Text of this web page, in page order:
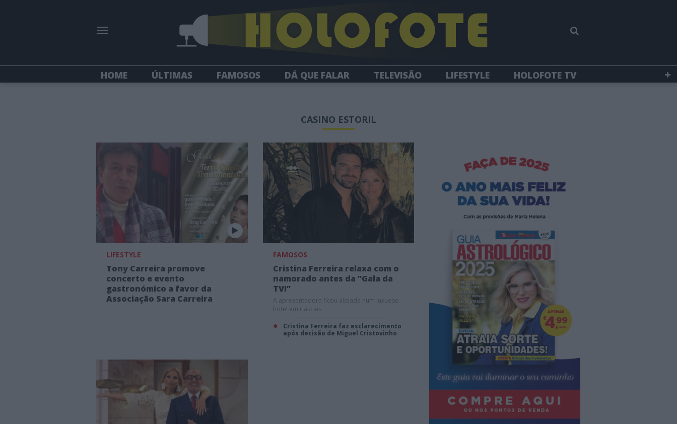
HOME ÚLTIMAS FAMOSOS DÁ QUE FALAR TELEVISÃO LIFESTYLE
HOLOFOTE TV
CASINO ESTORIL
LIFESTYLE
Tony Carreira promove
concerto e evento
gastronómico a favor da
Associação Sara Carreira
FAMOSOS
Cristina Ferreira relaxa com o
namorado antes da “Gala da
TVI”
A apresentadora ficou alojada num luxuoso
hotel em Cascais
Cristina Ferreira faz esclarecimento
após decisão de Miguel Cristovinho